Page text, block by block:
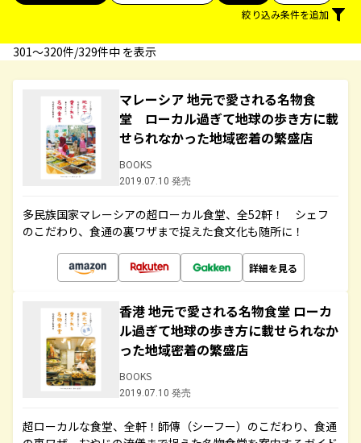
絞り込み条件を追加
301〜320件/329件中 を表示
マレーシア 地元で愛される名物食
堂 ローカル過ぎて地球の歩き方に載
せられなかった地域密着の繁盛店
BOOKS
2019.07.10 発売
多民族国家マレーシアの超ローカル食堂、全52軒！ シェフ
のこだわり、食通の裏ワザまで捉えた食文化も随所に！
詳細を見る
香港 地元で愛される名物食堂 ローカ
ル過ぎて地球の歩き方に載せられなか
った地域密着の繁盛店
BOOKS
2019.07.10 発売
超ローカルな食堂、全軒！師傳（シーフー）のこだわり、食通